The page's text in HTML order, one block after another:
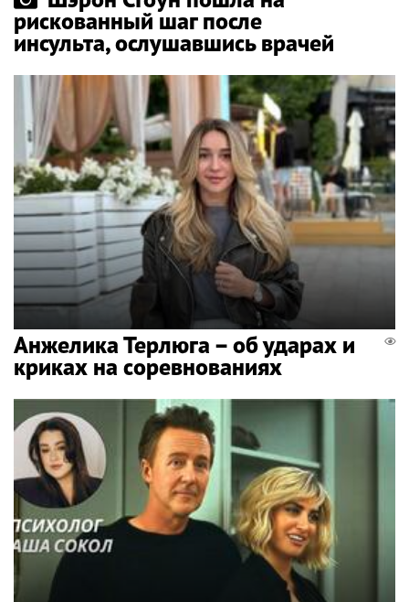
рискованный шаг после
инсульта, ослушавшись врачей
Анжелика Терлюга – об ударах и
криках на соревнованиях